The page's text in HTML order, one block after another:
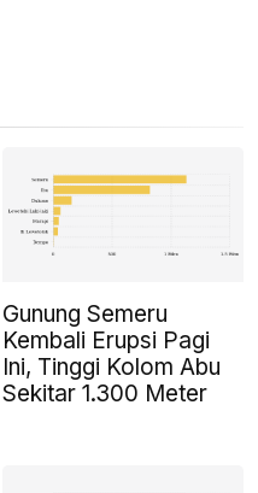
Gunung Semeru
Kembali Erupsi Pagi
Ini, Tinggi Kolom Abu
Sekitar 1.300 Meter